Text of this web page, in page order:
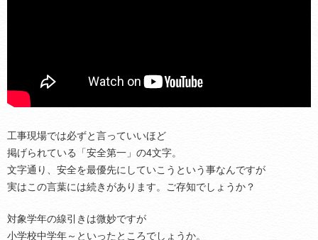
工事現場では必ずと言っていいほど
掲げられている「安全第一」の4文字。
文字通り、安全を最優先にしていこうという事なんですが
実はこの言葉には続きがあります。ご存知でしょうか？
対象学年の線引きは微妙ですが
小学校中学年～といったところでしょうか。